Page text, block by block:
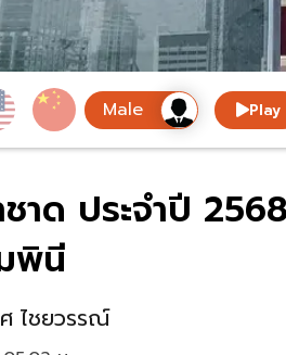
Play
าด ประจำปี
พินี
ไชยวรรณ์